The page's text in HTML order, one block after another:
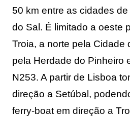
50 km entre as cidades
do Sal. É limitado a oeste
Troia, a norte pela Cidade
pela Herdade do Pinheiro
N253. A partir de Lisboa
direção a Setúbal,
ferry-boat em direção a